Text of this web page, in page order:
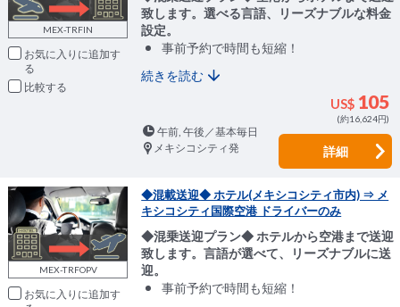
MEX-TRFIN
お気に入りに追加
比較
致します。選べる言語、リーズナブルな料金
設定。
事前予約で時間も短縮！
続きを読む
US$ 105
(約16,624円)
午前, 午後／基本毎日
メキシコシティ発
詳細
MEX-TRFOPV
お気に入りに追加
◆混載送迎◆ ホテル(メキシコシティ市内) ⇒ メ
キシコシティ国際空港 ドライバーのみ
◆混乗送迎プラン◆ ホテルから空港まで送迎
致します。言語が選べて、リーズナブルに送
迎。
事前予約で時間も短縮！